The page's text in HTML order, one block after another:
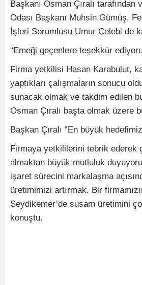
Başkanı Osman Çıralı
Odası Başkanı Muhsin Gümüş,
İşleri Sorumlusu Umur Çelebi de
“Emeği geçenlere teşekkür
Firma yetkilisi Hasan Karabulut,
yaptıkları çalışmaların sonucu
sunacak olmak ve takdim edilen
Osman Çıralı başta olmak üzere
Başkan Çıralı “En büyük
Firmaya yetkililerini tebrik ederek
almaktan büyük mutluluk
işaret sürecini markalaşma
üretimimizi artırmak. Bir
Seydikemer’de susam üretimini
konuştu.